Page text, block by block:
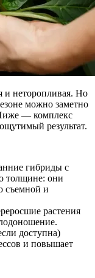
и неторопливая. Но
можно заметно
— комплекс
результат.
гибриды с
толщине: они
съемной и
растения
доступна)
и повышает